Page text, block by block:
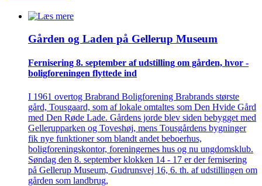
Gården og Laden på Gellerup Museum
Fernisering 8. september af ­udstilling om gården, hvor ­
bolig­foreningen flyttede ind
I 1961 overtog Brabrand Boligforening Brabrands største
gård, Tousgaard, som af lokale omtaltes som Den Hvide Gård
med Den Røde Lade. Gårdens jorde blev siden bebygget med
Gellerupparken og Toveshøj, mens Tousgårdens bygninger
fik nye funktioner som blandt andet beboerhus,
boligforeningskontor, foreningernes hus og nu ungdomsklub.
Søndag den 8. september klokken 14 - 17 er der fernisering
på Gellerup Museum, Gudrunsvej 16, 6. th. af udstillingen om
gården som landbrug,